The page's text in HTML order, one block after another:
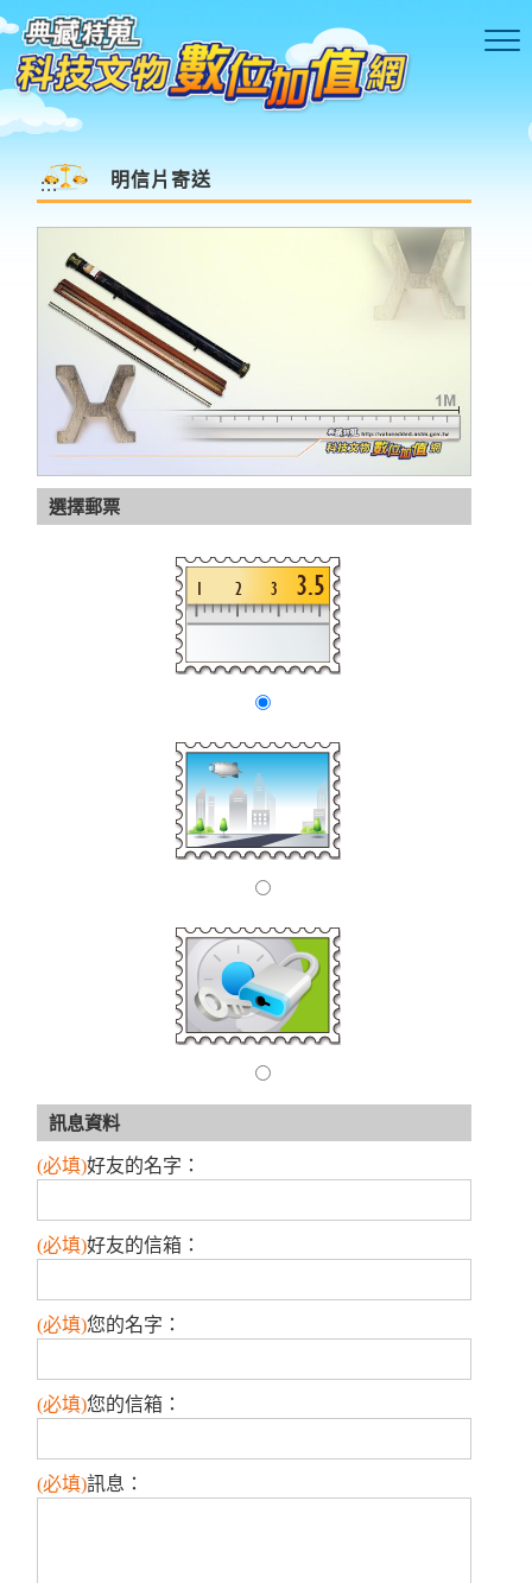
跳到主要內容區塊
::: 明信片寄送
選擇郵票
訊息資料
(必填)好友的名字 ：
(必填)好友的信箱 ：
(必填)您的名字 ：
(必填)您的信箱 ：
(必填)訊息 ：
語音驗証碼
更新驗証碼